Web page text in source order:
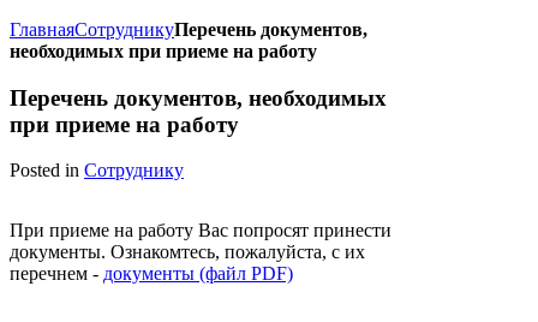
ГлавнаяСотрудникуПеречень документов,
необходимых при приеме на работу
Перечень документов, необходимых
при приеме на работу
Posted in Сотруднику
При приеме на работу Вас попросят принести
документы. Ознакомтесь, пожалуйста, с их
перечнем - документы (файл PDF)